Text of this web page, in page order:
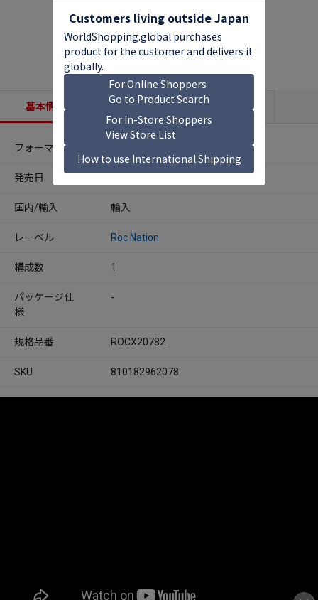
基本情報 収録内容
フォーマット
発売日
国内/輸入 輸入
レーベル Roc Nation
構成数 1
パッケージ仕
様
-
規格品番 ROCX20782
SKU 810182962078